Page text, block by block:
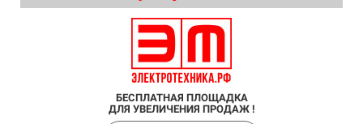
БЕСПЛАТНАЯ ПЛОЩАДКА
ДЛЯ УВЕЛИЧЕНИЯ ПРОДАЖ !